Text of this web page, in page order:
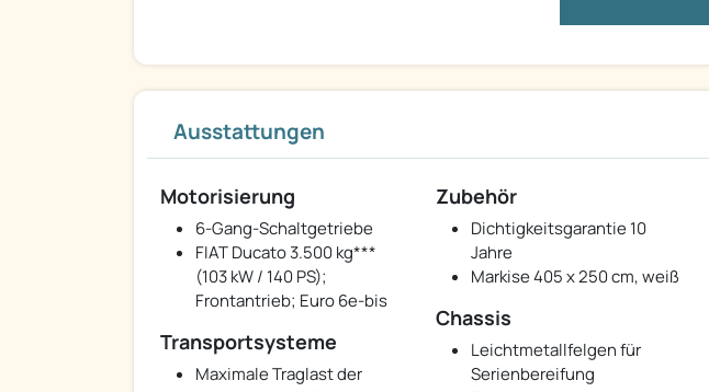
Ausstattungen
Motorisierung
6-Gang-Schaltgetriebe
FIAT Ducato 3.500 kg***
(103 kW / 140 PS);
Frontantrieb; Euro 6e-bis
Zubehör
Dichtigkeitsgarantie 10
Jahre
Markise 405 x 250 cm, weiß
Chassis
Leichtmetallfelgen für
Serienbereifung
Transportsysteme
Maximale Traglast der